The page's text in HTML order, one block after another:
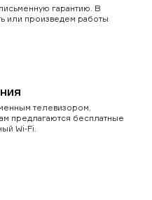
гарантию. В
или произведем работы
телевизором,
предлагаются бесплатные
Wi-Fi.